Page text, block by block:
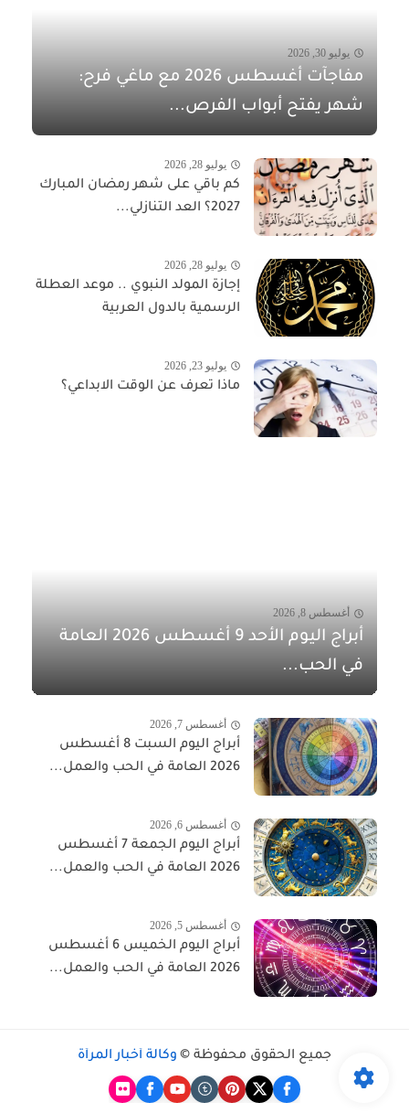
يوليو 30, 2026
مفاجآت أغسطس 2026 مع ماغي فرح:
شهر يفتح أبواب الفرص...
يوليو 28, 2026
كم باقي على شهر رمضان المبارك
2027؟ العد التنازلي...
يوليو 28, 2026
إجازة المولد النبوي .. موعد العطلة
الرسمية بالدول العربية
يوليو 23, 2026
ماذا تعرف عن الوقت الابداعي؟
أغسطس 8, 2026
أبراج اليوم الأحد 9 أغسطس 2026 العامة
في الحب...
أغسطس 7, 2026
أبراج اليوم السبت 8 أغسطس
2026 العامة في الحب والعمل...
أغسطس 6, 2026
أبراج اليوم الجمعة 7 أغسطس
2026 العامة في الحب والعمل...
أغسطس 5, 2026
أبراج اليوم الخميس 6 أغسطس
2026 العامة في الحب والعمل...
جميع الحقوق محفوظة © وكالة أخبار المرأة